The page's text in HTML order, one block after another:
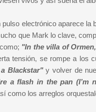
electrónico aparece la
que Mark lo clave,
"In the villa of
tensión, se rompea los
Blackstar"y volver de
a flash in the pan (I’m
como los arreglos